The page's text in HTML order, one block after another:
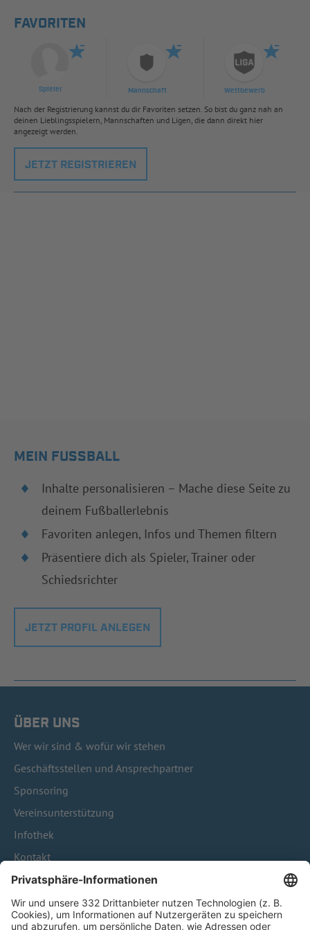
FAVORITEN
Spieler Mannschaft Wettbewerb
Nach der Registrierung kannst du dir Favoriten setzen. So bist du ganz nah an
deinen Lieblingsspielern, Mannschaften und Ligen, die dann direkt hier
angezeigt werden.
JETZT REGISTRIEREN
MEIN FUSSBALL
Inhalte personalisieren – Mache diese Seite zu
deinem Fußballerlebnis
Favoriten anlegen, Infos und Themen filtern
Präsentiere dich als Spieler, Trainer oder
Schiedsrichter
JETZT PROFIL ANLEGEN
ÜBER UNS
Wer wir sind & wofür wir stehen
Geschäftsstellen und Ansprechpartner
Sponsoring
Vereinsunterstützung
Infothek
Kontakt
HÄUFIG BESUCHTE SEITEN
Pässe und Vereinswechsel